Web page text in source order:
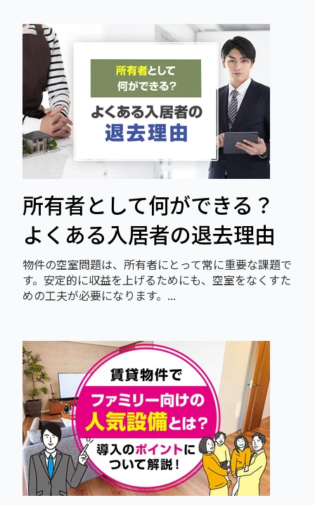
所有者として何ができる？
よくある入居者の退去理由
物件の空室問題は、所有者にとって常に重要な課題で
す。安定的に収益を上げるためにも、空室をなくすた
めの工夫が必要になります。...